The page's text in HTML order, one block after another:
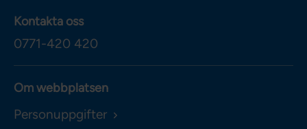
Kontakta oss
0771-420 420
Om webbplatsen
Personuppgifter